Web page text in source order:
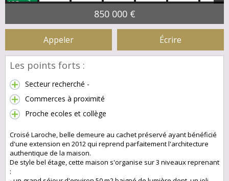
850 000 €
Appeler Écrire
Les points forts :
Secteur recherché -
Commerces à proximité
Proche ecoles et collège
Croisé Laroche, belle demeure au cachet préservé ayant bénéficié
d'une extension en 2012 qui reprend parfaitement l'architecture
authentique de la maison.
De style bel étage, cette maison s'organise sur 3 niveaux reprenant
: